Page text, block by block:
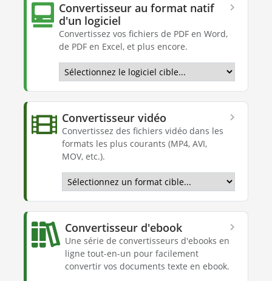
Convertisseur au format natif
d'un logiciel
Convertissez vos fichiers de PDF en Word,
de PDF en Excel, et plus encore.
Convertisseur vidéo
Convertissez des fichiers vidéo dans les
formats les plus courants (MP4, AVI,
MOV, etc.).
Convertisseur d'ebook
Une série de convertisseurs d'ebooks en
ligne tout-en-un pour facilement
convertir vos documents texte en ebook.